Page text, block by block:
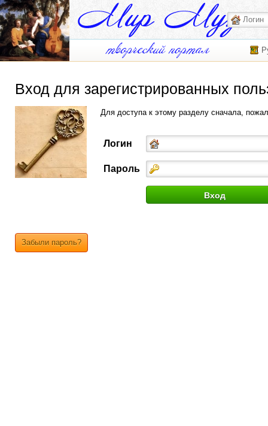
Вход для зарегистрированных
Для доступа к этому разделу сначала,
Логин
Пароль
Забыли пароль?